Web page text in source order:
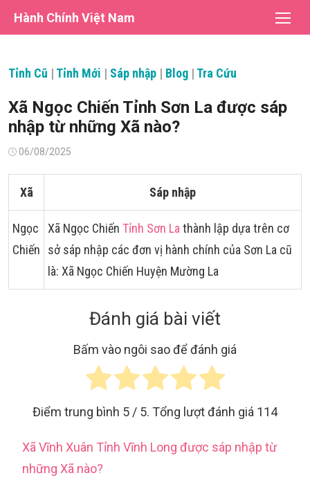
Hành Chính Việt Nam
Tỉnh Cũ | Tỉnh Mới | Sáp nhập | Blog | Tra Cứu
Xã Ngọc Chiến Tỉnh Sơn La được sáp
nhập từ những Xã nào?
Đăng06/08/2025
Xã Sáp nhập
Ngọc
Chiến
Xã Ngọc Chiến Tỉnh Sơn La thành lập dựa trên cơ
sở sáp nhập các đơn vị hành chính của Sơn La cũ
là: Xã Ngọc Chiến Huyện Mường La
Đánh giá bài viết
Bấm vào ngôi sao để đánh giá
Điểm trung bình 5 / 5. Tổng lượt đánh giá 114
Xã Vĩnh Xuân Tỉnh Vĩnh Long được sáp nhập từ
những Xã nào?